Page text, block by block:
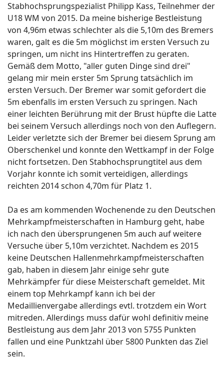
Stabhochsprungspezialist Philipp Kass, Teilnehmer der
U18 WM von 2015. Da meine bisherige Bestleistung
von 4,96m etwas schlechter als die 5,10m des Bremers
waren, galt es die 5m möglichst im ersten Versuch zu
springen, um nicht ins Hintertreffen zu geraten.
Gemäß dem Motto, "aller guten Dinge sind drei"
gelang mir mein erster 5m Sprung tatsächlich im
ersten Versuch. Der Bremer war somit gefordert die
5m ebenfalls im ersten Versuch zu springen. Nach
einer leichten Berührung mit der Brust hüpfte die Latte
bei seinem Versuch allerdings noch von den Auflegern.
Leider verletzte sich der Bremer bei diesem Sprung am
Oberschenkel und konnte den Wettkampf in der Folge
nicht fortsetzen. Den Stabhochsprungtitel aus dem
Vorjahr konnte ich somit verteidigen, allerdings
reichten 2014 schon 4,70m für Platz 1.
Da es am kommenden Wochenende zu den Deutschen
Mehrkampfmeisterschaften in Hamburg geht, habe
ich nach den übersprungenen 5m auch auf weitere
Versuche über 5,10m verzichtet. Nachdem es 2015
keine Deutschen Hallenmehrkampfmeisterschaften
gab, haben in diesem Jahr einige sehr gute
Mehrkämpfer für diese Meisterschaft gemeldet. Mit
einem top Mehrkampf kann ich bei der
Medaillienvergabe allerdings evtl. trotzdem ein Wort
mitreden. Allerdings muss dafür wohl definitiv meine
Bestleistung aus dem Jahr 2013 von 5755 Punkten
fallen und eine Punktzahl über 5800 Punkten das Ziel
sein.